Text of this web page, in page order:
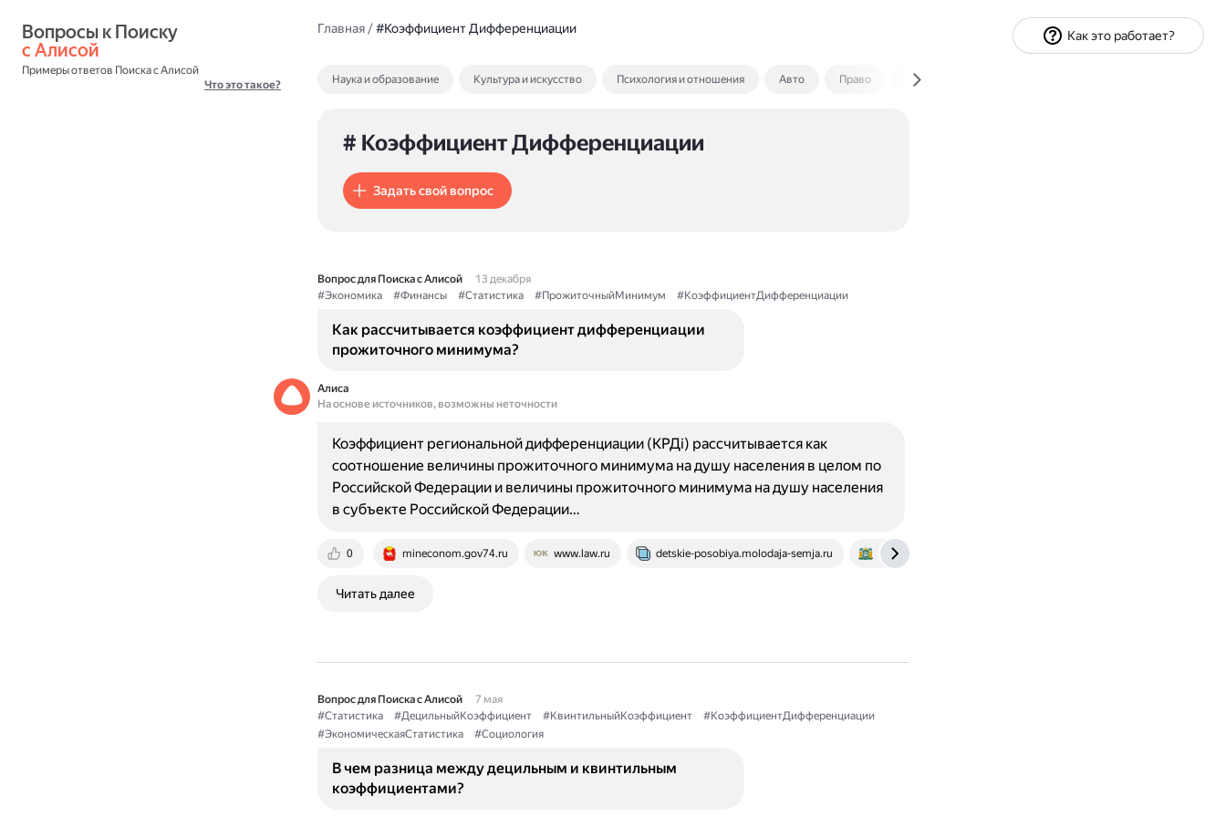
с Алисой
Примеры ответов Поиска с Алисой
Что это такое?
Главная/#Коэффициент Дифференциации
Наука и образование Культура и искусство Психология и отношения Авто Право Экономика и финансы
# Коэффициент Дифференциации
Задать свой вопрос
Вопрос для Поиска с Алисой
13 декабря
#Экономика
#Финансы #Статистика #ПрожиточныйМинимум #КоэффициентДифференциации
Как рассчитывается коэффициент дифференциации
прожиточного минимума?
Алиса
На основе источников, возможны неточности
0 mineconom.gov74.ru www.law.ru detskie-posobiya.molodaja-semja.ru deptrud.admhmao.ru
Коэффициент региональной дифференциации (КРДi) рассчитывается как
соотношение величины прожиточного минимума на душу населения в целом по
Российской Федерации и величины прожиточного минимума на душу населения
в субъекте Российской Федерации…
Читать далее
Вопрос для Поиска с Алисой
7 мая
#Статистика
#ДецильныйКоэффициент #КвинтильныйКоэффициент
#КоэффициентДифференциации
#ЭкономическаяСтатистика
#Социология
В чем разница между децильным и квинтильным
коэффициентами?
Как это работает?